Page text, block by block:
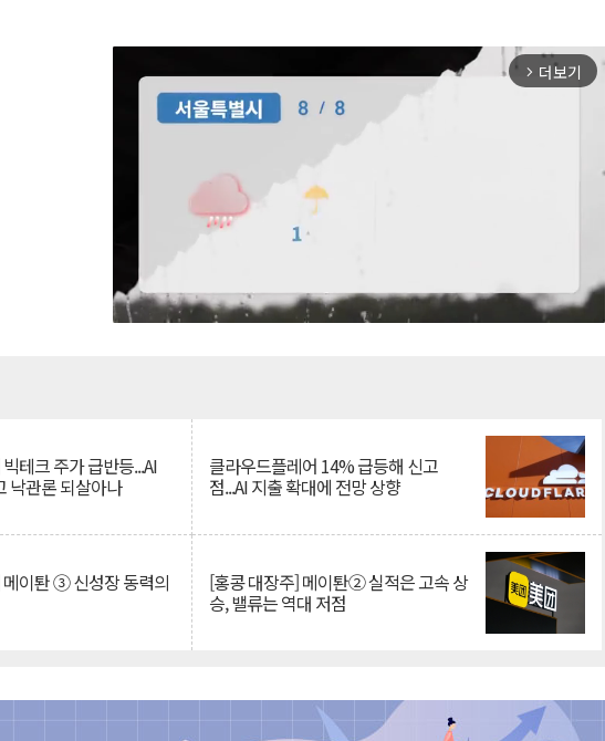
arrow_forward_ios 더보기
테크 주가 급반등...AI
낙관론 되살아나
클라우드플레어 14% 급등해 신고
점...AI 지출 확대에 전망 상향
이퇀 ③ 신성장 동력의 [홍콩 대장주] 메이퇀② 실적은 고속 상
승, 밸류는 역대 저점